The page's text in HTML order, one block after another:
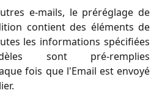
e-mails, le préréglage de
contient des éléments de
les informations spécifiées
sont pré-remplies
fois que l'Email est envoyé